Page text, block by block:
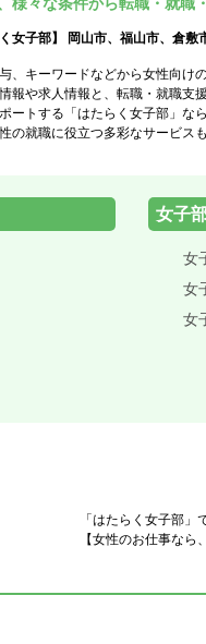
様々な条件から転職・就
女子部】 岡山市、福山市、倉
、キーワードなどから女性向
報や求人情報と、転職・就職
ートする「はたらく女子部」
の就職に役立つ多彩なサービス
女子
女
女
女
「はたらく女子部
【女性のお仕事な